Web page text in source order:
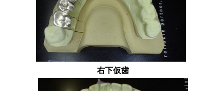
右下仮歯